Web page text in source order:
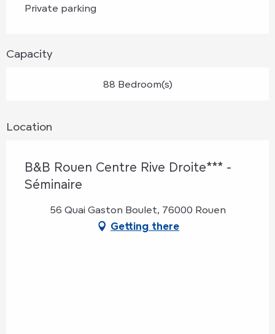
Private parking
Capacity
88 Bedroom(s)
Location
B&B Rouen Centre Rive Droite*** -
Séminaire
56 Quai Gaston Boulet, 76000 Rouen
Getting there